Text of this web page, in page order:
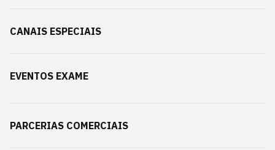
CANAIS ESPECIAIS
EVENTOS EXAME
PARCERIAS COMERCIAIS